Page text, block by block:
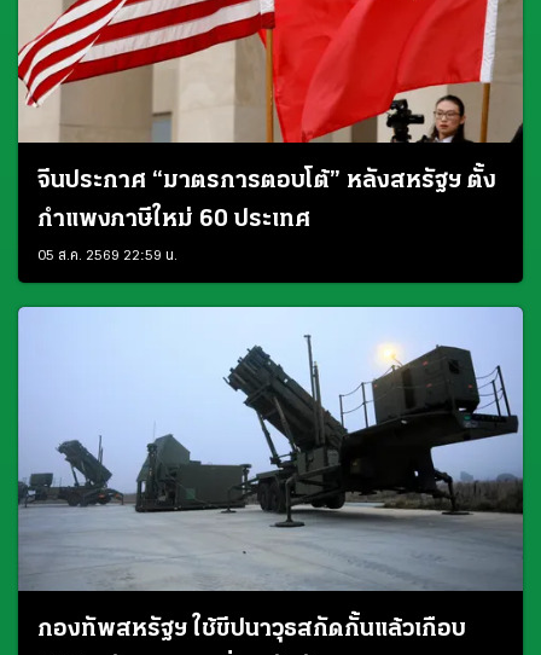
จีนประกาศ “มาตรการตอบโต้” หลังสหรัฐฯ ตั้ง
กำแพงภาษีใหม่ 60 ประเทศ
05 ส.ค. 2569 22:59 น.
กองทัพสหรัฐฯ ใช้ขีปนาวุธสกัดกั้นแล้วเกือบ